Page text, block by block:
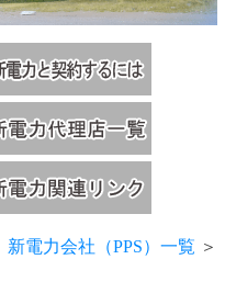
新電力会社（PPS）一覧 ＞